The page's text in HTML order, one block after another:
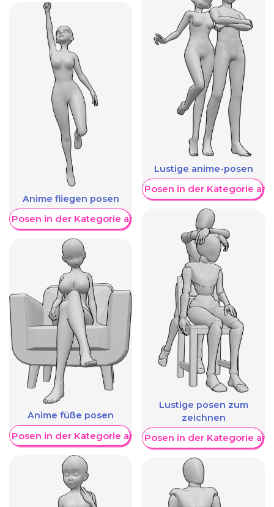
Anime fliegen posen
Posen in der Kategorie anzeigen
Anime füße posen
Posen in der Kategorie anzeigen
Lustige anime-posen
Weitere Posen in der Kategorie
Lustige posen zum
zeichnen
Weitere Posen in der Kategorie